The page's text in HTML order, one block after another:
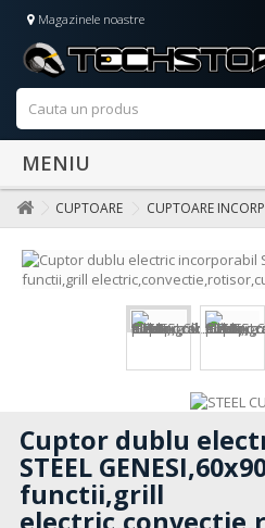
Magazinele noastre
MENIU
CUPTOARE CUPTOARE
Cuptor dublu
STEEL
functii,grill